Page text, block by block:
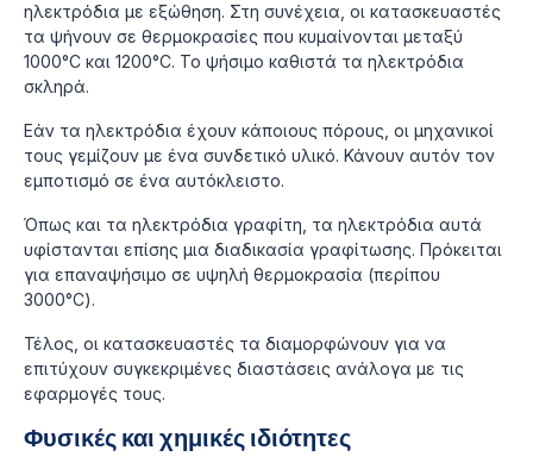
ηλεκτρόδια με εξώθηση. Στη συνέχεια, οι κατασκευαστές
τα ψήνουν σε θερμοκρασίες που κυμαίνονται μεταξύ
1000°C και 1200°C. Το ψήσιμο καθιστά τα ηλεκτρόδια
σκληρά.
Εάν τα ηλεκτρόδια έχουν κάποιους πόρους, οι μηχανικοί
τους γεμίζουν με ένα συνδετικό υλικό. Κάνουν αυτόν τον
εμποτισμό σε ένα αυτόκλειστο.
Όπως και τα ηλεκτρόδια γραφίτη, τα ηλεκτρόδια αυτά
υφίστανται επίσης μια διαδικασία γραφίτωσης. Πρόκειται
για επαναψήσιμο σε υψηλή θερμοκρασία (περίπου
3000°C).
Τέλος, οι κατασκευαστές τα διαμορφώνουν για να
επιτύχουν συγκεκριμένες διαστάσεις ανάλογα με τις
εφαρμογές τους.
Φυσικές και χημικές ιδιότητες